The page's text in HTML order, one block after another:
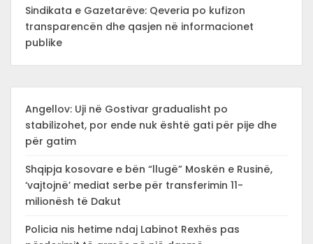
Sindikata e Gazetarëve: Qeveria po kufizon
transparencën dhe qasjen në informacionet
publike
Angellov: Uji në Gostivar gradualisht po
stabilizohet, por ende nuk është gati për pije dhe
për gatim
Shqipja kosovare e bën “llugë” Moskën e Rusinë,
‘vajtojnë’ mediat serbe për transferimin 11-
milionësh të Dakut
Policia nis hetime ndaj Labinot Rexhës pas